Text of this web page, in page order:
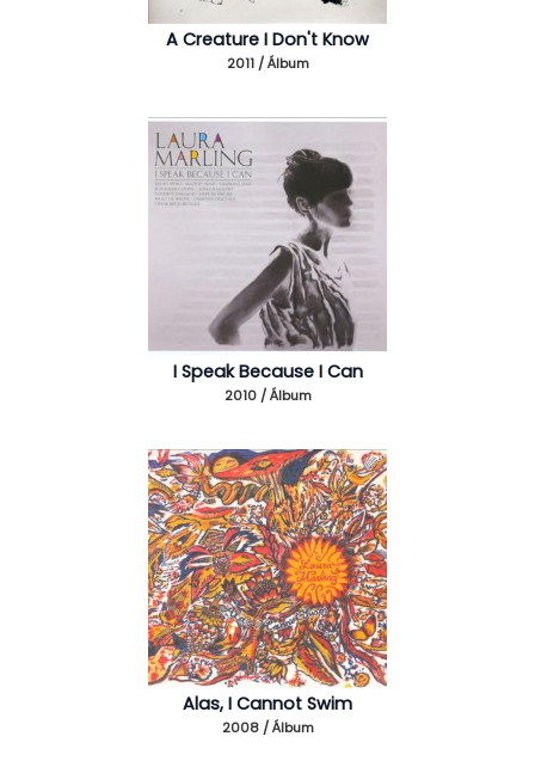
A Creature I Don't Know
2011 / Álbum
I Speak Because I Can
2010 / Álbum
Alas, I Cannot Swim
2008 / Álbum